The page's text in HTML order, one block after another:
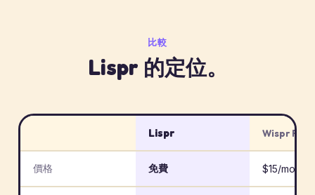
比較
Lispr 的定位。
Lispr Wispr Flow
價格 免費 $15/mo